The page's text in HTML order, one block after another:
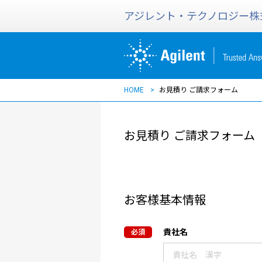
アジレント・テクノロジー
HOME お見積り ご請求フォーム
お見積り ご請求フォーム
お客様基本情報
貴社名